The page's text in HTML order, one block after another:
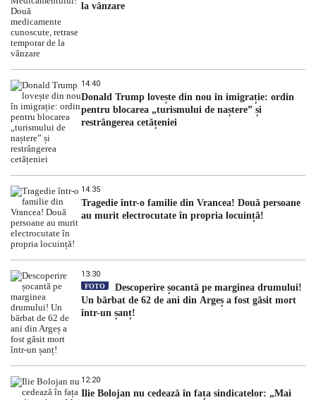
la vânzare
14:40
Donald Trump lovește din nou în imigrație: ordin
pentru blocarea „turismului de naștere” și
restrângerea cetățeniei
14:35
Tragedie într-o familie din Vrancea! Două persoane
au murit electrocutate în propria locuință!
13:30
FOTO
Descoperire șocantă pe marginea drumului!
Un bărbat de 62 de ani din Argeș a fost găsit mort
într-un șanț!
12:20
Ilie Bolojan nu cedează în fața sindicatelor: „Mai